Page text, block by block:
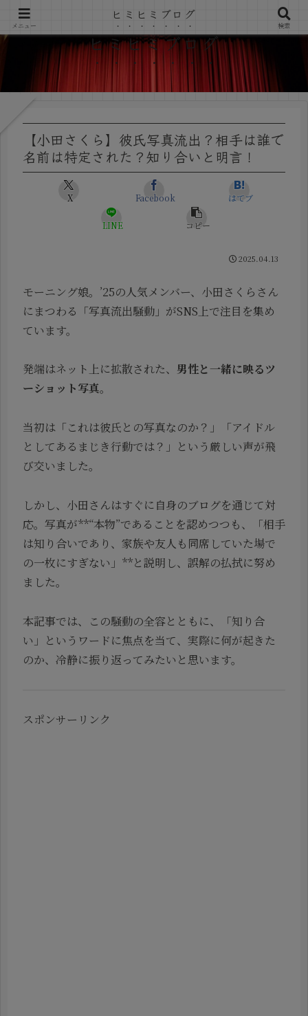
ヒミヒミブログ
【小田さくら】彼氏写真流出？相手は誰で
名前は特定された？知り合いと明言！
X Facebook はてブ
LINE コピー
2025.04.13
モーニング娘。’25の人気メンバー、小田さくらさん
にまつわる「写真流出騒動」がSNS上で注目を集め
ています。
発端はネット上に拡散された、 男性と一緒に映るツ
ーショット写真。
当初は「これは彼氏との写真なのか？」「アイドル
としてあるまじき行動では？」という厳しい声が飛
び交いました。
しかし、小田さんはすぐに自身のブログを通じて対
応。写真が**“本物”であることを認めつつも、「相手
は知り合いであり、家族や友人も同席していた場で
の一枚にすぎない」**と説明し、誤解の払拭に努め
ました。
本記事では、この騒動の全容とともに、「知り合
い」というワードに焦点を当て、実際に何が起きた
のか、冷静に振り返ってみたいと思います。
スポンサーリンク
メニュー
ヒミヒミブログ
検索